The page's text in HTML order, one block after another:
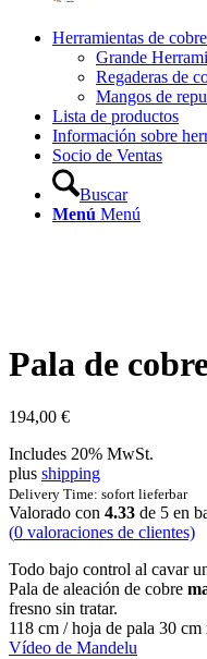
Herramientas de cobre
Grande
Regaderas de
Mangos de
Lista de productos
Información sobre
Socio de Ventas
Buscar
Menú Menú
Pala de
194,00 €
Includes 20% MwSt.
plus shipping
Delivery Time: sofort lieferbar
Valorado con 4.33 de 5 en
(0 valoraciones de clientes)
Todo bajo control al cavar
Pala de aleación de cobre
fresno sin tratar.
118 cm / hoja de pala 30
Vídeo de Mandelu